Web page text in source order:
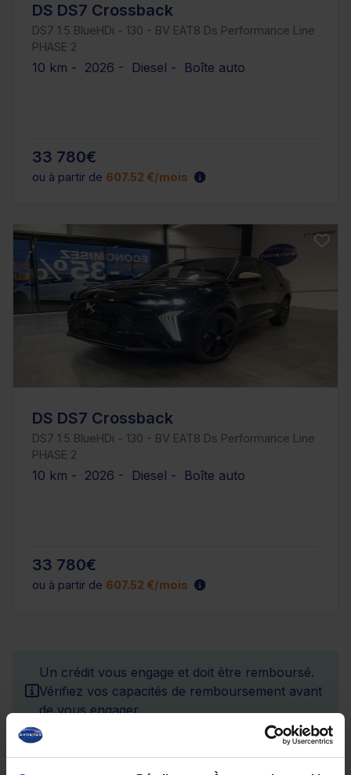
DS DS7 Crossback
DS7 1.5 BlueHDi - 130 - BV EAT8 Ds Performance Line
PHASE 2
10 km - 2026 - Diesel - Boîte auto
33 780€
ou à partir de 607.52 €/mois
DS DS7 Crossback
DS7 1.5 BlueHDi - 130 - BV EAT8 Ds Performance Line
PHASE 2
10 km - 2026 - Diesel - Boîte auto
33 780€
ou à partir de 607.52 €/mois
Un crédit vous engage et doit être remboursé.
Vérifiez vos capacités de remboursement avant
de vous engager.